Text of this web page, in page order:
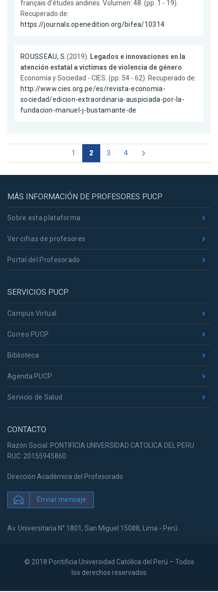
français d'études andines. Volumen: 48. (pp. 1 - 19).
Recuperado de:
https://journals.openedition.org/bifea/10314
ROUSSEAU, S.(2019). Legados e innovaciones en la
atención estatal a victimas de violencia de género.
Economía y Sociedad - CIES. (pp. 54 - 62). Recuperado de:
http://www.cies.org.pe/es/revista-economia-
sociedad/edicion-extraordinaria-auspiciada-por-la-
fundacion-manuel-j-bustamante-de
1 2 3 4
MÁS INFORMACIÓN DE PROFESORES PUCP
Sobre esta plataforma
Ver cifras de profesores
Portal del Profesorado
SERVICIOS PUCP
Campus Virtual
Correo PUCP
Biblioteca
Agenda PUCP
Servicio de Salud
CONTACTO
Razón Social: PONTIFICIA UNIVERSIDAD CATOLICA DEL PERU
RUC: 20155945860
Dirección Académica del Profesorado
Enviar mensaje
Av. Universitaria N° 1801, San Miguel 15088, Lima - Perú
© 2018 Pontificia Universidad Católica del Perú – Todos
los derechos reservados